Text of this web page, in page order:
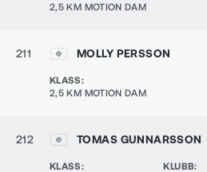
2,5 KM MOTION DAM
211 MOLLY PERSSON
KLASS:
2,5 KM MOTION DAM
212 TOMAS GUNNARSSON
KLASS:
KLUBB: